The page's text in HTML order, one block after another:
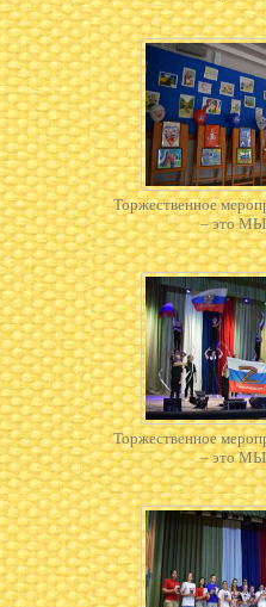
Торжественное
– это
Торжественное
– это